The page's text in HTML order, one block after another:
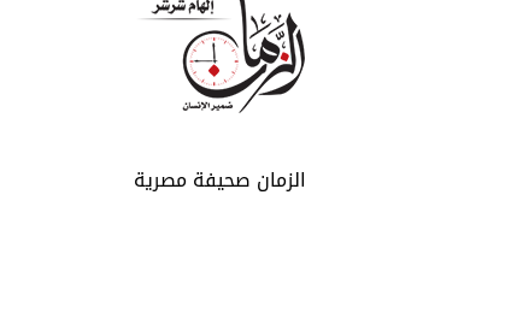
الزمان صحيفة مصرية